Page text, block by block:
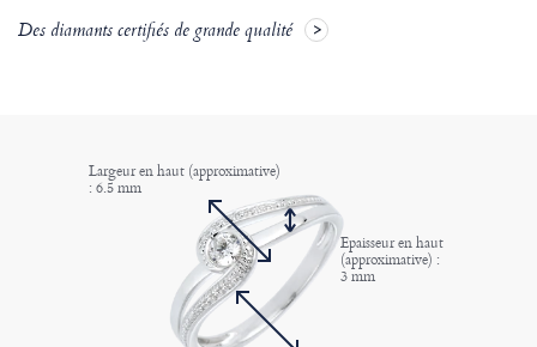
Des diamants certifiés de grande qualité
Largeur en haut (approximative)
: 6.5 mm
Epaisseur en haut
(approximative) :
3 mm